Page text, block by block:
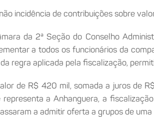
incidência de contribuições sobre
da 2ª Seção do Conselho
a todos os funcionários da
regra aplicada pela fiscalização,
de R$ 420 mil, somada a juros de
a Anhanguera, a
a admitir oferta a grupos de